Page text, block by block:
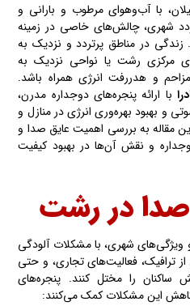
با آب‌وهوای مرطوب و بارانی و
شهری، چالش‌های خاصی در زمینه
زندگی در مناطق پرتردد و نزدیک به
مرکزی رشت یا نواحی نزدیک به
و هدررفت انرژی همراه باشد.
با ارائه پنجره‌های دوجداره مدرن،
و بهبود بهره‌وری انرژی در منازل و
مقاله به بررسی اهمیت عایق صدا و
و نقش آن‌ها در بهبود کیفیت
در رشت
شهری، با مشکلات آلودگی
ترافیک، فعالیت‌های تجاری، و حتی
ساکنان را مختل کنند. پنجره‌های
کاهش این مشکلات کمک می‌کنند: